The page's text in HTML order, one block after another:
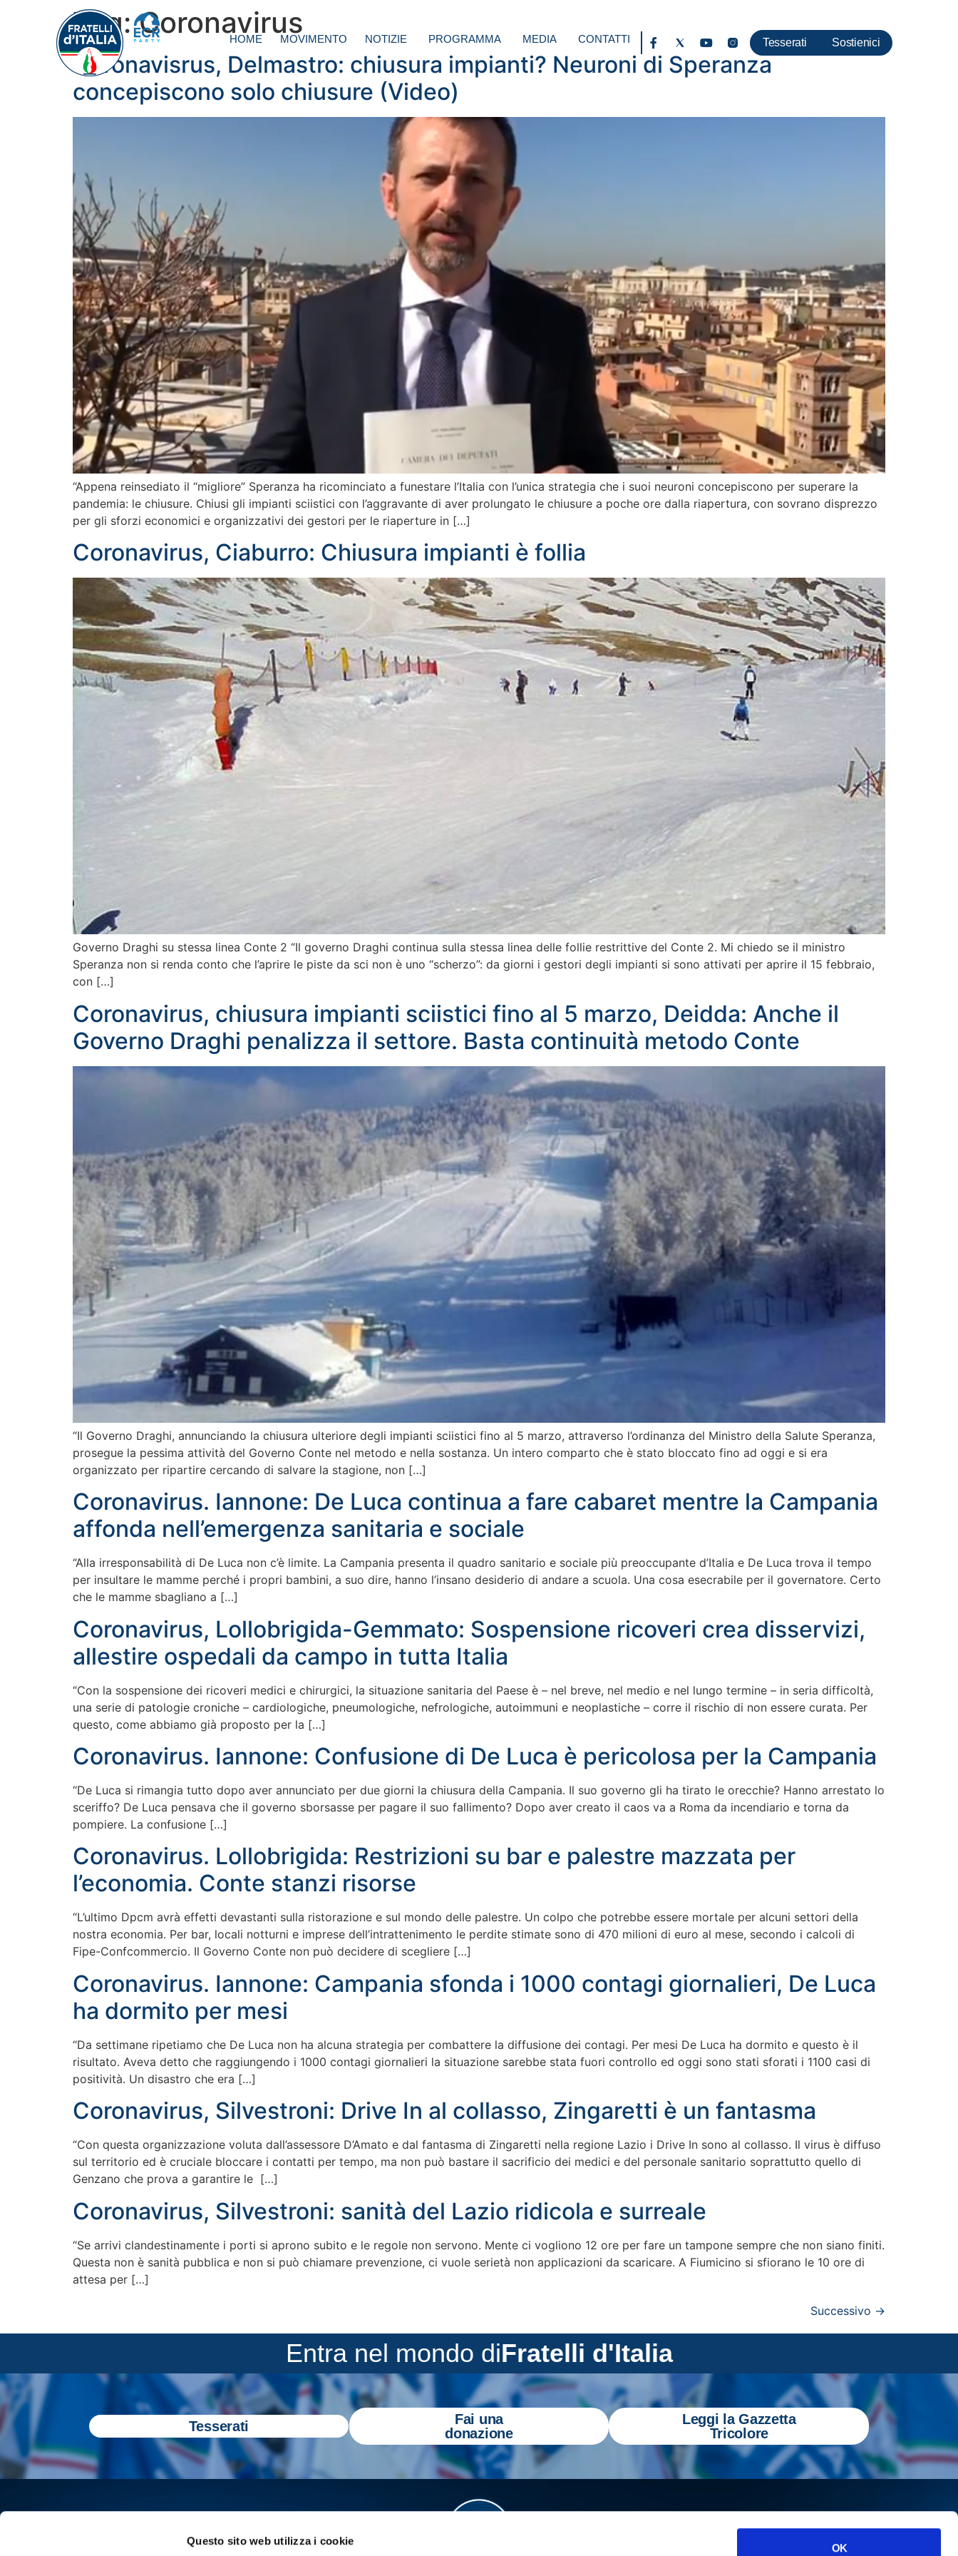
Questo sito web utilizza i cookie
OK
HOME MOVIMENTO NOTIZIE PROGRAMMA MEDIA CONTATTI Tesserati Sostienici
Tag:Coronavirus
Coronavisrus, Delmastro: chiusura impianti? Neuroni di Speranza
concepiscono solo chiusure (Video)
“Appena reinsediato il “migliore” Speranza ha ricominciato a funestare l’Italia con l’unica strategia che i suoi neuroni concepiscono per superare la
pandemia: le chiusure. Chiusi gli impianti sciistici con l’aggravante di aver prolungato le chiusure a poche ore dalla riapertura, con sovrano disprezzo
per gli sforzi economici e organizzativi dei gestori per le riaperture in […]
Coronavirus, Ciaburro: Chiusura impianti è follia
Governo Draghi su stessa linea Conte 2 “Il governo Draghi continua sulla stessa linea delle follie restrittive del Conte 2. Mi chiedo se il ministro
Speranza non si renda conto che l’aprire le piste da sci non è uno “scherzo”: da giorni i gestori degli impianti si sono attivati per aprire il 15 febbraio,
con […]
Coronavirus, chiusura impianti sciistici fino al 5 marzo, Deidda: Anche il
Governo Draghi penalizza il settore. Basta continuità metodo Conte
“Il Governo Draghi, annunciando la chiusura ulteriore degli impianti sciistici fino al 5 marzo, attraverso l’ordinanza del Ministro della Salute Speranza,
prosegue la pessima attività del Governo Conte nel metodo e nella sostanza. Un intero comparto che è stato bloccato fino ad oggi e si era
organizzato per ripartire cercando di salvare la stagione, non […]
Coronavirus. Iannone: De Luca continua a fare cabaret mentre la Campania
affonda nell’emergenza sanitaria e sociale
“Alla irresponsabilità di De Luca non c’è limite. La Campania presenta il quadro sanitario e sociale più preoccupante d’Italia e De Luca trova il tempo
per insultare le mamme perché i propri bambini, a suo dire, hanno l’insano desiderio di andare a scuola. Una cosa esecrabile per il governatore. Certo
che le mamme sbagliano a […]
Coronavirus, Lollobrigida-Gemmato: Sospensione ricoveri crea disservizi,
allestire ospedali da campo in tutta Italia
“Con la sospensione dei ricoveri medici e chirurgici, la situazione sanitaria del Paese è – nel breve, nel medio e nel lungo termine – in seria difficoltà,
una serie di patologie croniche – cardiologiche, pneumologiche, nefrologiche, autoimmuni e neoplastiche – corre il rischio di non essere curata. Per
questo, come abbiamo già proposto per la […]
Coronavirus. Iannone: Confusione di De Luca è pericolosa per la Campania
“De Luca si rimangia tutto dopo aver annunciato per due giorni la chiusura della Campania. Il suo governo gli ha tirato le orecchie? Hanno arrestato lo
sceriffo? De Luca pensava che il governo sborsasse per pagare il suo fallimento? Dopo aver creato il caos va a Roma da incendiario e torna da
pompiere. La confusione […]
Coronavirus. Lollobrigida: Restrizioni su bar e palestre mazzata per
l’economia. Conte stanzi risorse
“L’ultimo Dpcm avrà effetti devastanti sulla ristorazione e sul mondo delle palestre. Un colpo che potrebbe essere mortale per alcuni settori della
nostra economia. Per bar, locali notturni e imprese dell’intrattenimento le perdite stimate sono di 470 milioni di euro al mese, secondo i calcoli di
Fipe-Confcommercio. Il Governo Conte non può decidere di scegliere […]
Coronavirus. Iannone: Campania sfonda i 1000 contagi giornalieri, De Luca
ha dormito per mesi
“Da settimane ripetiamo che De Luca non ha alcuna strategia per combattere la diffusione dei contagi. Per mesi De Luca ha dormito e questo è il
risultato. Aveva detto che raggiungendo i 1000 contagi giornalieri la situazione sarebbe stata fuori controllo ed oggi sono stati sforati i 1100 casi di
positività. Un disastro che era […]
Coronavirus, Silvestroni: Drive In al collasso, Zingaretti è un fantasma
“Con questa organizzazione voluta dall’assessore D’Amato e dal fantasma di Zingaretti nella regione Lazio i Drive In sono al collasso. Il virus è diffuso
sul territorio ed è cruciale bloccare i contatti per tempo, ma non può bastare il sacrificio dei medici e del personale sanitario soprattutto quello di
Genzano che prova a garantire le […]
Coronavirus, Silvestroni: sanità del Lazio ridicola e surreale
“Se arrivi clandestinamente i porti si aprono subito e le regole non servono. Mente ci vogliono 12 ore per fare un tampone sempre che non siano finiti.
Questa non è sanità pubblica e non si può chiamare prevenzione, ci vuole serietà non applicazioni da scaricare. A Fiumicino si sfiorano le 10 ore di
attesa per […]
Successivo →
Entra nel mondo diFratelli d'Italia
Tesserati
Fai una
donazione
Leggi la Gazzetta
Tricolore